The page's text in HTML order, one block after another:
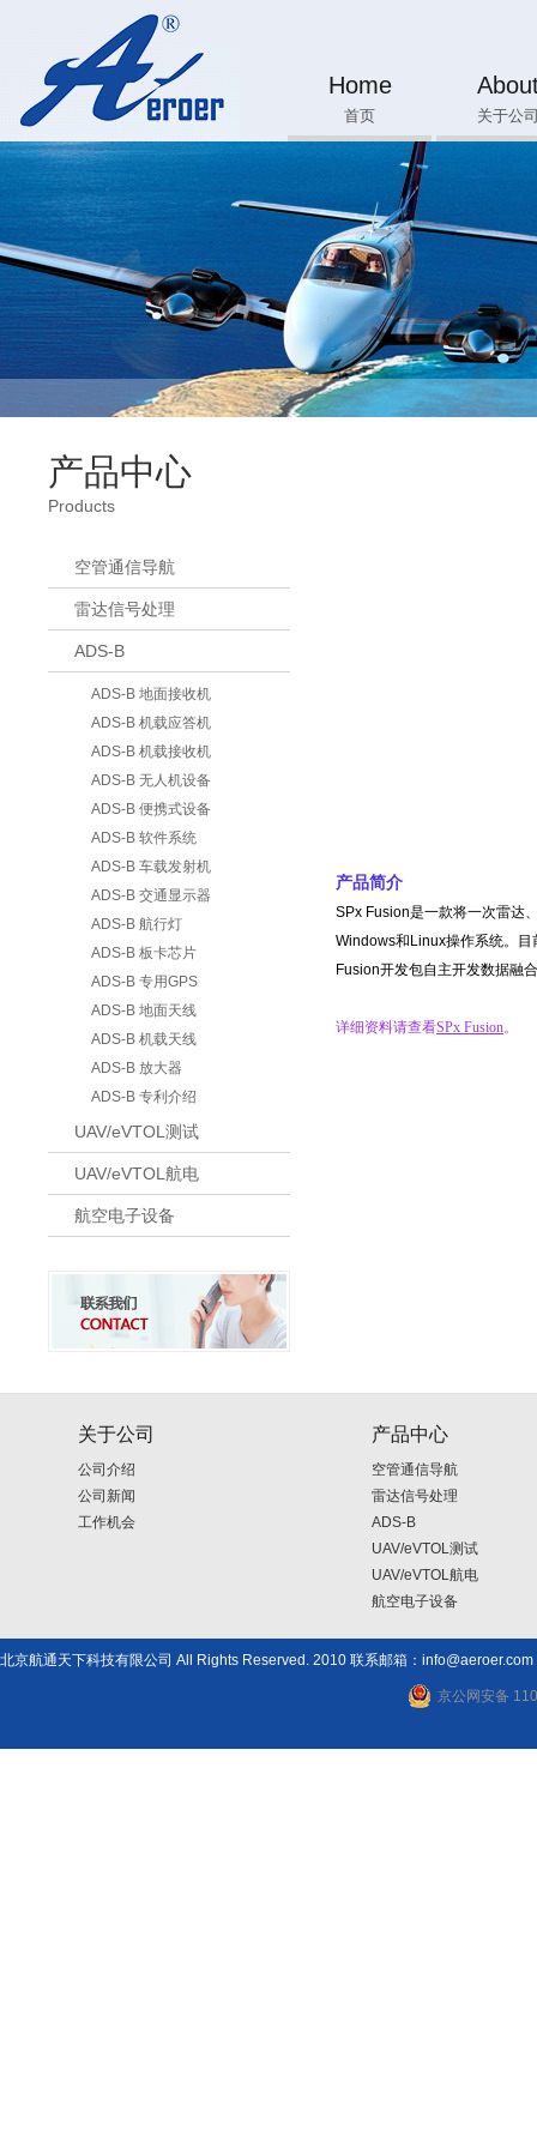
Home
首页 关于公
产品中心
Products
空管通信导航
雷达信号处理
ADS-B
ADS-B 地面接收机
ADS-B 机载应答机
ADS-B 机载接收机
ADS-B 无人机设备
ADS-B 便携式设备
ADS-B 软件系统
ADS-B 车载发射机
ADS-B 交通显示器
ADS-B 航行灯
ADS-B 板卡芯片
ADS-B 专用GPS
ADS-B 地面天线
ADS-B 机载天线
ADS-B 放大器
ADS-B 专利介绍
UAV/eVTOL测试
UAV/eVTOL航电
航空电子设备
产品简介
SPx Fusion是一款将一次雷达
Windows和Linux操作系统。
Fusion开发包自主开发数据融
详细资料请查看SPx Fusion。
关于公司
公司介绍
公司新闻
工作机会
产品中心
空管通信导航
雷达信号处理
ADS-B
UAV/eVTOL测试
UAV/eVTOL航电
航空电子设备
北京航通天下科技有限公司 All Rights Reserved. 2010 联系邮箱：info@aeroer.com
京公网安备